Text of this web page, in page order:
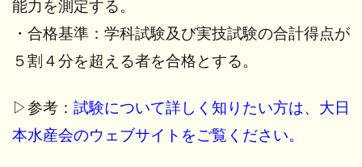
能力を測定する。
・合格基準：学科試験及び実技試験の合計得点が
５割４分を超える者を合格とする。
▷参考： 試験について詳しく知りたい方は、大日
本水産会のウェブサイトをご覧ください。